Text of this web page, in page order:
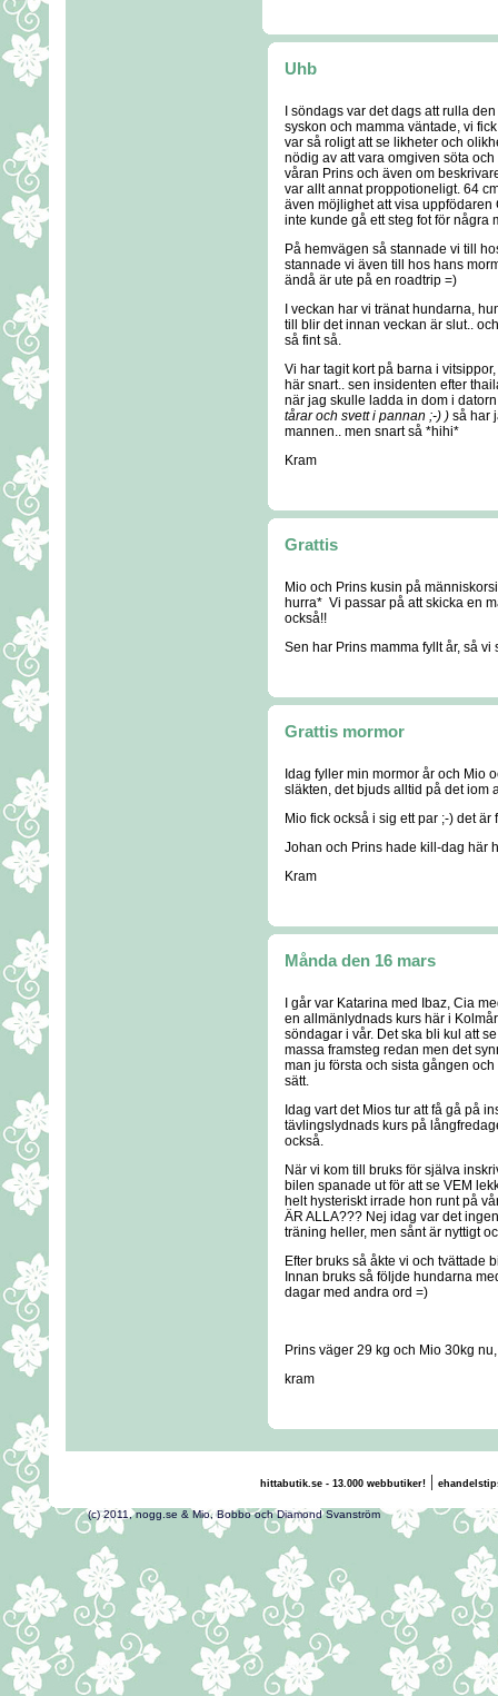
Uhb
I söndags var det dags att rulla
syskon och mamma väntade, vi
var så roligt att se likheter och
nödig av att vara omgiven söta
våran Prins och även om
var allt annat proppotioneligt. 64
även möjlighet att visa
inte kunde gå ett steg fot för några
På hemvägen så stannade vi till
stannade vi även till hos hans
ändå är ute på en roadtrip =)
I veckan har vi tränat hundarna,
till blir det innan veckan är slut..
så fint så.
Vi har tagit kort på barna i
här snart.. sen insidenten efter
när jag skulle ladda in dom i
tårar och svett i pannan ;-) )så har
mannen.. men snart så *hihi*
Kram
Grattis
Mio och Prins kusin på
hurra* Vi passar på att skicka en
också!!
Sen har Prins mamma fyllt år, så
Grattis mormor
Idag fyller min mormor år och Mio
släkten, det bjuds alltid på det iom
Mio fick också i sig ett par ;-) det
Johan och Prins hade kill-dag här
Kram
Månda den 16 mars
I går var Katarina med Ibaz, Cia
en allmänlydnads kurs här i
söndagar i vår. Det ska bli kul att
massa framsteg redan men det
man ju första och sista gången
sätt.
Idag vart det Mios tur att få gå på
tävlingslydnads kurs på
också.
När vi kom till bruks för själva
bilen spanade ut för att se VEM
helt hysteriskt irrade hon runt på
ÄR ALLA??? Nej idag var det
träning heller, men sånt är nyttigt
Efter bruks så åkte vi och tvättade
Innan bruks så följde hundarna
dagar med andra ord =)
Prins väger 29 kg och Mio 30kg
kram
hittabutik.se - 13.000 webbutiker!|
(c) 2011, nogg.se & Mio, Bobbo och Diamond